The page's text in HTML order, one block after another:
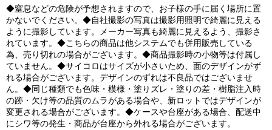
◆窒息などの危険が予想されますので、お子様の手に届く場所に置
かないでください。◆自社撮影の写真は撮影用照明で綺麗に見える
ように撮影しています。メーカー写真も綺麗に見えるよう、撮影さ
れています。◆こちらの商品は他システムでも併用販売している
為、売り切れの場合がございます。◆商品撮影時の小物等は付属し
ていません。◆サイコロはサイズが小さいため、面のデザインがず
れる場合がございます。デザインのずれは不良品ではございませ
ん。◆同じ種類でも色味・模様・塗りズレ・塗りの差・樹脂注入時
の跡・欠け等の品質のムラがある場合や、新ロットではデザインが
変更される場合がございます。◆ケースや台座がある場合、配送中
にシワ等の発生・商品が台座から外れる場合がございます。